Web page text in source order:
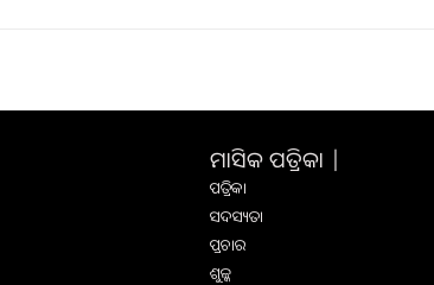
ମାସିକ ପତ୍ରିକା |
ପତ୍ରିକା
ସଦସ୍ୟତା
ପ୍ରଚାର
ଶୁଳ୍କ